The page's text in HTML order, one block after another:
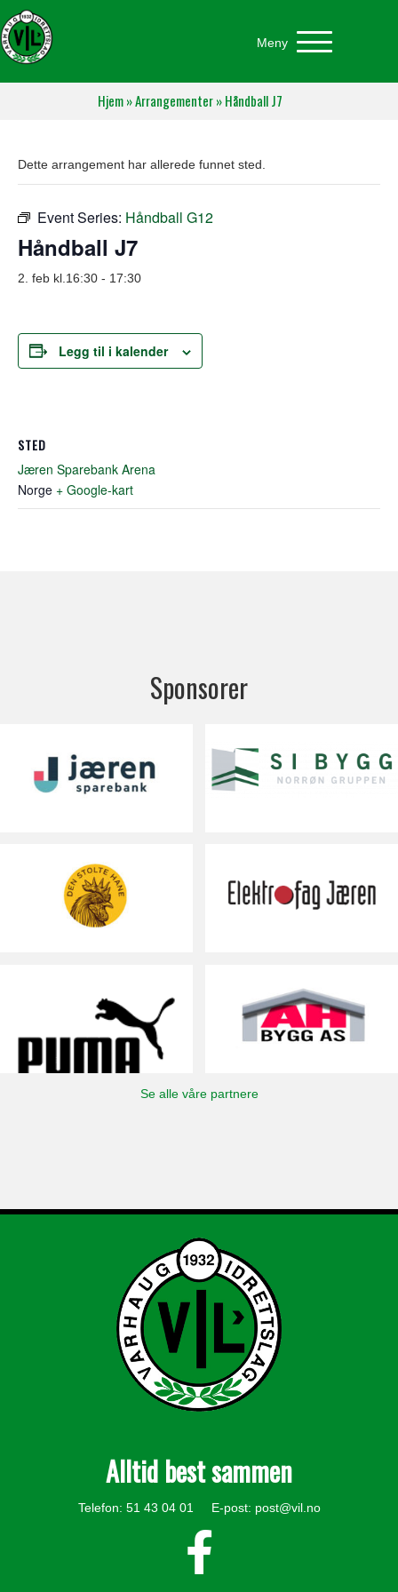
Meny
Hjem»Arrangementer»Håndball J7
Dette arrangement har allerede funnet sted.
Event Series: Håndball G12
Håndball J7
2. feb kl.16:30 - 17:30
Legg til i kalender
STED
Jæren Sparebank Arena
Norge + Google-kart
Sponsorer
Se alle våre partnere
Alltid best sammen
Telefon: 51 43 04 01 E-post: post@vil.no